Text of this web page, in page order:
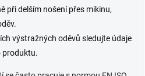
při delším nošení přes mikinu,
výstražných oděvů sledujte údaje
produktu.